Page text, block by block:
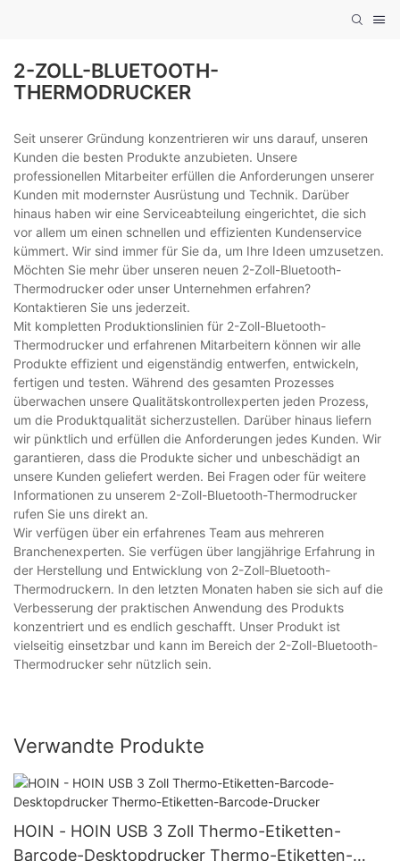
2-ZOLL-BLUETOOTH-
THERMODRUCKER
Seit unserer Gründung konzentrieren wir uns darauf, unseren
Kunden die besten Produkte anzubieten. Unsere
professionellen Mitarbeiter erfüllen die Anforderungen unserer
Kunden mit modernster Ausrüstung und Technik. Darüber
hinaus haben wir eine Serviceabteilung eingerichtet, die sich
vor allem um einen schnellen und effizienten Kundenservice
kümmert. Wir sind immer für Sie da, um Ihre Ideen umzusetzen.
Möchten Sie mehr über unseren neuen 2-Zoll-Bluetooth-
Thermodrucker oder unser Unternehmen erfahren?
Kontaktieren Sie uns jederzeit.
Mit kompletten Produktionslinien für 2-Zoll-Bluetooth-
Thermodrucker und erfahrenen Mitarbeitern können wir alle
Produkte effizient und eigenständig entwerfen, entwickeln,
fertigen und testen. Während des gesamten Prozesses
überwachen unsere Qualitätskontrollexperten jeden Prozess,
um die Produktqualität sicherzustellen. Darüber hinaus liefern
wir pünktlich und erfüllen die Anforderungen jedes Kunden. Wir
garantieren, dass die Produkte sicher und unbeschädigt an
unsere Kunden geliefert werden. Bei Fragen oder für weitere
Informationen zu unserem 2-Zoll-Bluetooth-Thermodrucker
rufen Sie uns direkt an.
Wir verfügen über ein erfahrenes Team aus mehreren
Branchenexperten. Sie verfügen über langjährige Erfahrung in
der Herstellung und Entwicklung von 2-Zoll-Bluetooth-
Thermodruckern. In den letzten Monaten haben sie sich auf die
Verbesserung der praktischen Anwendung des Produkts
konzentriert und es endlich geschafft. Unser Produkt ist
vielseitig einsetzbar und kann im Bereich der 2-Zoll-Bluetooth-
Thermodrucker sehr nützlich sein.
Verwandte Produkte
HOIN - HOIN USB 3 Zoll Thermo-Etiketten-
Barcode-Desktopdrucker Thermo-Etiketten-